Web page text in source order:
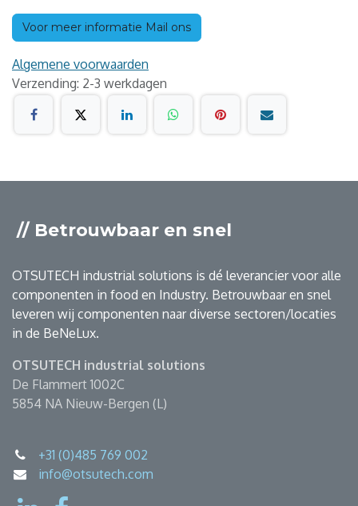
Voor meer informatie Mail ons
Algemene voorwaarden
Verzending: 2-3 werkdagen
// Betrouwbaar en snel
OTSUTECH industrial solutions is dé leverancier voor alle
componenten in food en Industry. Betrouwbaar en snel
leveren wij componenten naar diverse sectoren/locaties
in de BeNeLux.
OTSUTECH industrial solutions
De Flammert 1002C
5854 NA Nieuw-Bergen (L)
+31 (0)485 769 002
info@otsutech.com